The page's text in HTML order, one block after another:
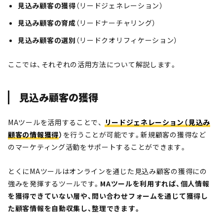
見込み顧客の獲得（リードジェネレーション）
見込み顧客の育成（リードナーチャリング）
見込み顧客の選別 （リードクオリフィケーション）
ここでは、それぞれの活用方法について解説します。
見込み顧客の獲得
MAツールを活用することで、 リードジェネレーション（見込み
顧客の情報獲得） を行うことが可能です。新規顧客の獲得など
のマーケティング活動をサポートすることができます。
とくにMAツールはオンラインを通じた見込み顧客の獲得にの
強みを発揮するツールです。 MAツールを利用すれば、個人情報
を獲得できていない層や、問い合わせフォームを通じて獲得し
た顧客情報を自動収集し、整理できます。